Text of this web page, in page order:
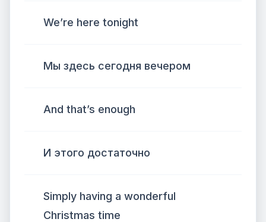
We’re here tonight
Мы здесь сегодня вечером
And that’s enough
И этого достаточно
Simply having a wonderful
Christmas time